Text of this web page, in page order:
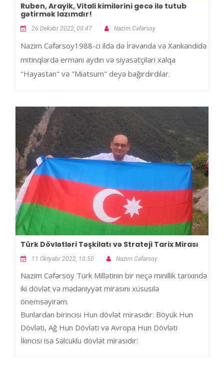
Ruben, Arayik, Vitali kimilərini gecə ilə tutub
gətirmək lazımdır!
26 Dekabr 2022, 00:47 Nazim Cəfərsoy
Nazim Cəfərsoy1988-ci ildə də İrəvanda və Xankəndidə
mitinqlərdə erməni aydın və siyasətçiləri xalqa
"Hayastan" və "Miatsum" deyə bağırdırdılar.
Türk Dövlətləri Təşkilatı və Strateji Tarix Mirası
11 Oktyabr 2022, 10:50 Nazim Cəfərsoy
Nazim Cəfərsoy Türk Millətinin bir neçə minillik tarixində
iki dövlət və mədəniyyət mirasını xüsusilə
önemsəyirəm.
Bunlardan birincisi Hun dövlət mirasıdır: Böyük Hun
Dövləti, Ağ Hun Dövləti və Avropa Hun Dövləti
İkincisi isə Səlcuklu dövlət mirasıdır: